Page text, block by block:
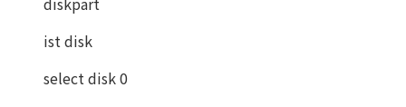
ist disk
select disk 0